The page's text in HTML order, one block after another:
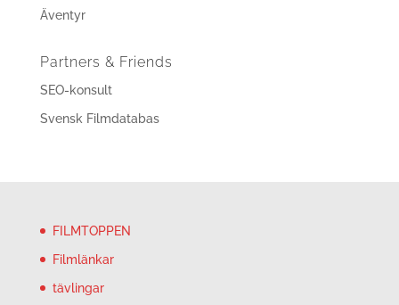
Äventyr
Partners & Friends
SEO-konsult
Svensk Filmdatabas
FILMTOPPEN
Filmlänkar
tävlingar